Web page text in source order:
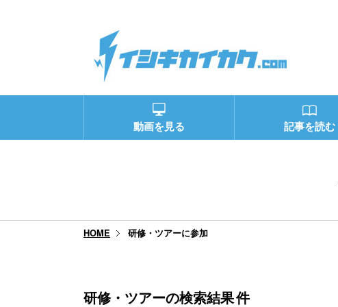
動画を見る 記事を読む
HOME 研修・ツアーに参加
研修・ツアーの検索結果件